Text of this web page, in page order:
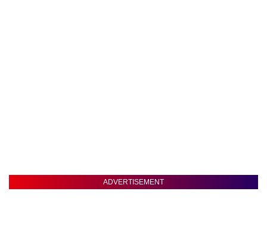
ADVERTISEMENT